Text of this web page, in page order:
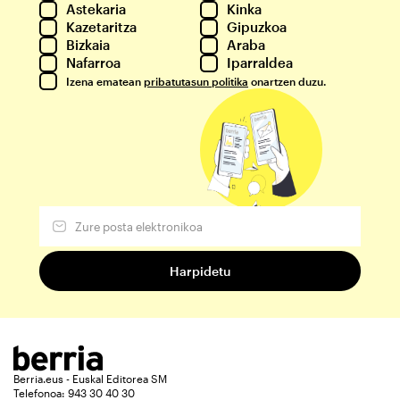
Astekaria
Kinka
Kazetaritza
Gipuzkoa
Bizkaia
Araba
Nafarroa
Iparraldea
Izena ematean pribatutasun politika onartzen duzu.
Berria.eus - Euskal Editorea SM
Telefonoa: 943 30 40 30